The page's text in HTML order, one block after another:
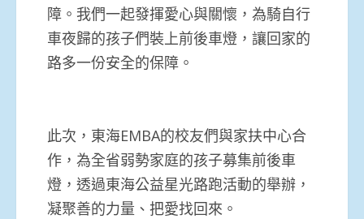
障。我們一起發揮愛心與關懷，為騎自行
車夜歸的孩子們裝上前後車燈，讓回家的
路多一份安全的保障。
此次，東海EMBA的校友們與家扶中心合
作，為全省弱勢家庭的孩子募集前後車
燈，透過東海公益星光路跑活動的舉辦，
凝聚善的力量、把愛找回來。